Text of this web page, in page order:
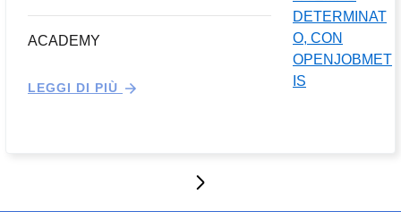
ACADEMY
LEGGI DI PIÙ